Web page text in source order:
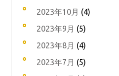
2023年10月 (4)
2023年9月 (5)
2023年8月 (4)
2023年7月 (5)